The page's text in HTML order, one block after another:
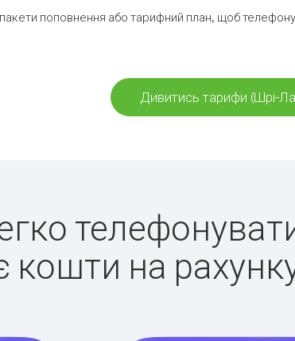
поповнення або тарифний план, щоб
Дивитись тарифи (Шрі-
кошти на